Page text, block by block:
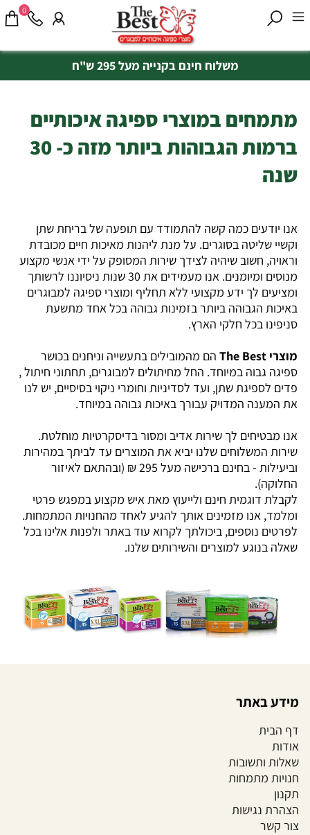
משלוח חינם בקנייה מעל 295 ש"ח
0
מתמחים במוצרי ספיגה איכותיים
ברמות הגבוהות ביותר מזה כ- 30
שנה
אנו יודעים כמה קשה להתמודד עם תופעה של בריחת שתן
וקשיי שליטה בסוגרים. על מנת ליהנות מאיכות חיים מכובדת
וראויה, חשוב שיהיה לצידך שירות המסופק על ידי אנשי מקצוע
מנוסים ומיומנים. אנו מעמידים את 30 שנות ניסיוננו לרשותך
ומציעים לך ידע מקצועי ללא תחליף ומוצרי ספיגה למבוגרים
באיכות הגבוהה ביותר בזמינות גבוהה בכל אחד מתשעת
סניפינו בכל חלקי הארץ.
מוצרי The Best
הם מהמובילים בתעשייה וניחנים בכושר
ספיגה גבוה במיוחד. החל מחיתולים למבוגרים, תחתוני חיתול ,
פדים לספיגת שתן, ועד לסדיניות וחומרי ניקוי בסיסיים, יש לנו
את המענה המדויק עבורך באיכות גבוהה במיוחד.
אנו מבטיחים לך שירות אדיב ומסור בדיסקרטיות מוחלטת.
שירות המשלוחים שלנו יביא את המוצרים עד לביתך במהירות
וביעילות - בחינם ברכישה מעל 295 ₪ (ובהתאם לאיזור
החלוקה).
לקבלת דוגמית חינם ולייעוץ מאת איש מקצוע במפגש פרטי
ומלמד, אנו מזמינים אותך להגיע לאחד מהחנויות המתמחות.
לפרטים נוספים, ביכולתך לקרוא עוד באתר ולפנות אלינו בכל
שאלה בנוגע למוצרים והשירותים שלנו.
מידע באתר
דף הבית
אודות
שאלות ותשובות
חנויות מתמחות
תקנון
הצהרת נגישות
צור קשר